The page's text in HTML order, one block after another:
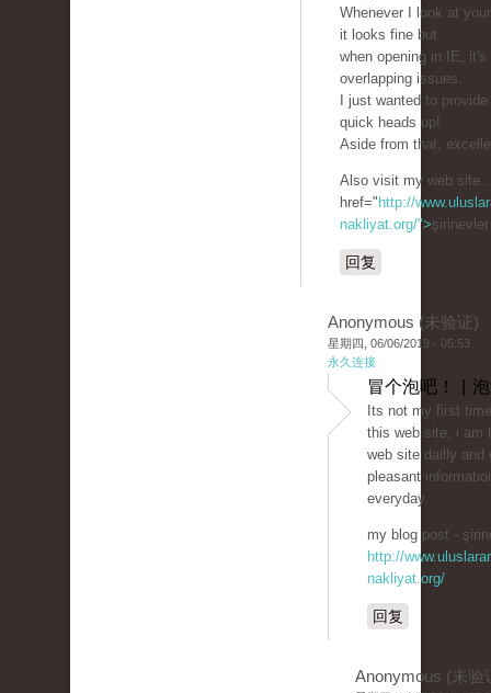
Whenever I look at
it looks fine but
when opening in IE, it's
overlapping issues.
I just wanted to
quick heads up!
Aside from that,
Also visit my web site
href=" http://
nakliyat.org/">
回复
Anonymous (未验证)
星期四, 06/06/2019 - 05:53
永久连接
冒个泡吧！ |
Its not my first
this web site, i am
web site dailly and
pleasant
everyday.
my blog post -
http://
nakliyat.org/
回复
Anonymous (未验